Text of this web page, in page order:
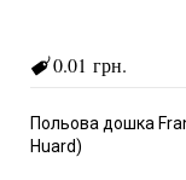
0.01 грн.
Польова дошка
Huard)